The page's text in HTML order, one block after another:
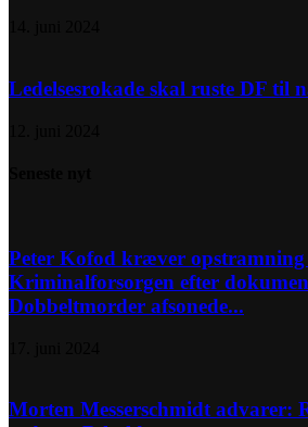
Ledelsesrokade skal ruste DF til
Peter Kofod kræver opstramning
Kriminalforsorgen efter
Dobbeltmorder afsonede...
Morten Messerschmidt advarer: